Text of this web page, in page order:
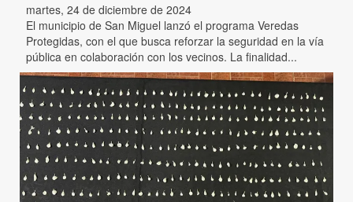
martes, 24 de diciembre de 2024
El municipio de San Miguel lanzó el programa Veredas
Protegidas, con el que busca reforzar la seguridad en la vía
pública en colaboración con los vecinos. La finalidad...